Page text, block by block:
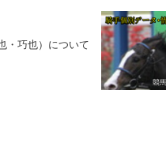
・巧也）について